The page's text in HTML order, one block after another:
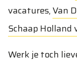
vacatures,Van
Schaap Holland
Werk je toch